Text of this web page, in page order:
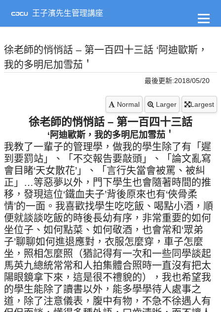
主
容
王子濱先生管理講座
徐老師的悄悄話 – 第一百四十三話 ‘阿迪歐斯，
我的多明尼加雪茄＇
最後更新:2018/05/20
Normal Larger Largest
徐老師的悄悄話 – 第一百四十三話
‘阿迪歐斯，我的多明尼加雪茄＇
我教了一輩子的管理學，做我的學生除了有「遲
到要罰站」、「不交報告要敲頭」、「論文亂寫
會目睹‘天女散花’」、「言行失當會被罵、被糾
正」…等惡夢以外，門下學生也會隨著時間的推
移，發現這位‘鐵血夫子’背後原來也有‘俠骨柔
情’的一面。我喜歡找學生吃吃飯、喝點小酒，順
便就談談吃飯的時後長幼有序，非常重要的如何
坐位子、如何點菜、如何敬酒，也會常和‘眾弟
子’聊聊如何進退應對，衣服怎麼穿，車子怎麼
坐，照相怎麼照（猶記得有一次和一些同學談起
馬英九總統常常和人拍集體合照時一直沒有把太
陽眼鏡拿下來，這是很不禮貌的），我也希望我
的學生能除了讀書以外，能多學學待人處事之
道，除了注意儀表，腹中有物，不急不徐遇人有